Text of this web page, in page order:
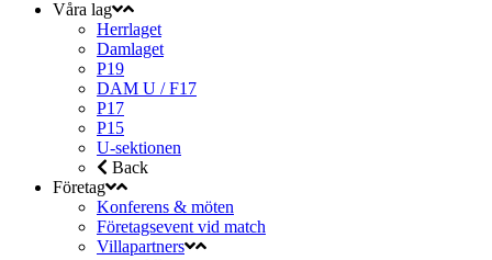
Våra lag
Herrlaget
Damlaget
P19
DAM U / F17
P17
P15
U-sektionen
Back
Företag
Konferens & möten
Företagsevent vid match
Villapartners